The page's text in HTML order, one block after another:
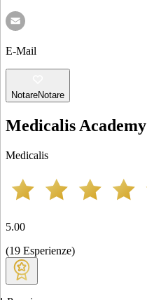
E-Mail
NotareNotare
Medicalis Academy
Medicalis
5.00
(19 Esperienze)